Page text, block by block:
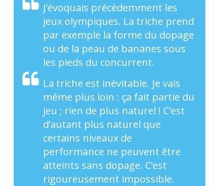
J’évoquais précédemment les
jeux olympiques. La triche prend
par exemple la forme du dopage
ou de la peau de bananes sous
les pieds du concurrent.
La triche est inévitable. Je vais
même plus loin : ça fait partie du
jeu ; rien de plus naturel ! C’est
d’autant plus naturel que
certains niveaux de
performance ne peuvent être
atteints sans dopage. C’est
rigoureusement impossible.